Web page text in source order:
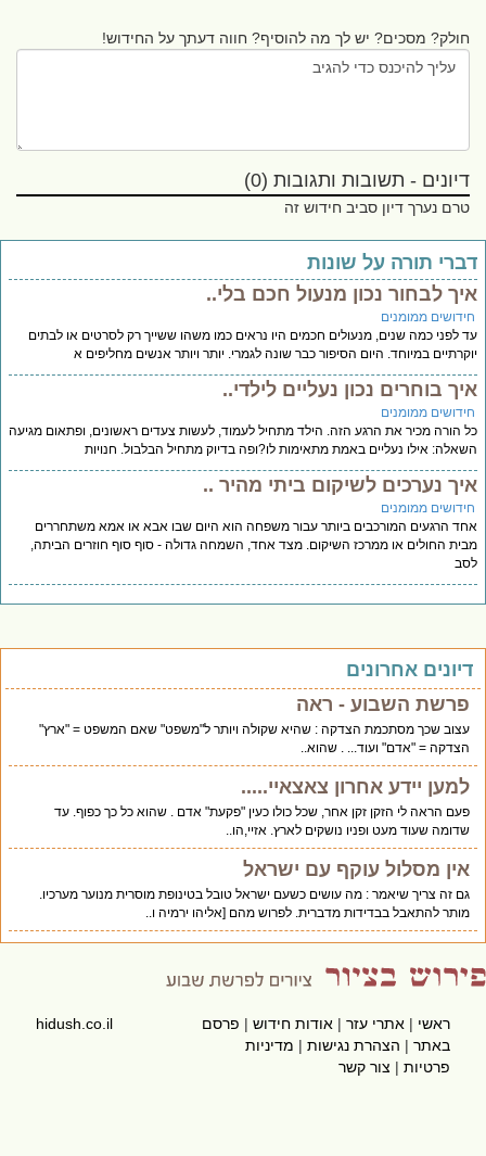
חולק? מסכים? יש לך מה להוסיף? חווה דעתך על החידוש!
דיונים - תשובות ותגובות (0)
טרם נערך דיון סביב חידוש זה
תורה על שונות
לבחור נכון מנעול חכם בלי..
ממומנים
לפני כמה שנים, מנעולים חכמים היו נראים כמו משהו ששייך רק לסרטים או לבתים
במיוחד. היום הסיפור כבר שונה לגמרי. יותר ויותר אנשים מחליפים א
בוחרים נכון נעליים לילדי..
ממומנים
הורה מכיר את הרגע הזה. הילד מתחיל לעמוד, לעשות צעדים ראשונים, ופתאום מגיעה
אילו נעליים באמת מתאימות לו?ופה בדיוק מתחיל הבלבול. חנויות
נערכים לשיקום ביתי מהיר ..
ממומנים
הרגעים המורכבים ביותר עבור משפחה הוא היום שבו אבא או אמא משתחררים
החולים או ממרכז השיקום. מצד אחד, השמחה גדולה - סוף סוף חוזרים הביתה,
אחרונים
פרשת השבוע - ראה
עצוב שכך מסתכמת הצדקה : שהיא שקולה ויותר ל"משפט" שאם המשפט = "ארץ"
הצדקה = "אדם" ועוד... . שהוא..
למען יידע אחרון צאצאיי.....
פעם הראה לי הזקן זקן אחר, שכל כולו כעין "פקעת" אדם . שהוא כל כך כפוף. עד
שדומה שעוד מעט ופניו נושקים לארץ. אזיי,הו..
אין מסלול עוקף עם ישראל
גם זה צריך שיאמר : מה עושים כשעם ישראל טובל בטינופת מוסרית מנוער מערכיו.
מותר להתאבל בבדידות מדברית. לפרוש מהם [אליהו ירמיה ו..
ראשי|אתרי עזר|אודות חידוש|פרסם
באתר|הצהרת נגישות|מדיניות
פרטיות|צור קשר
hidush.co.il